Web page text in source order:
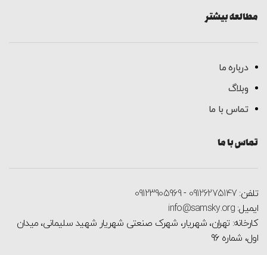
مطالعه بیشتر
درباره ما
وبلاگ
تماس با ما
تماس با ما
تلفن:09126275147
-
09123905969
ایمیل:info@samsky.org
کارخانه: تهران، شهریار، شهرک صنعتی شهریار شهید سلیمانی، میدان
اول، شماره 96